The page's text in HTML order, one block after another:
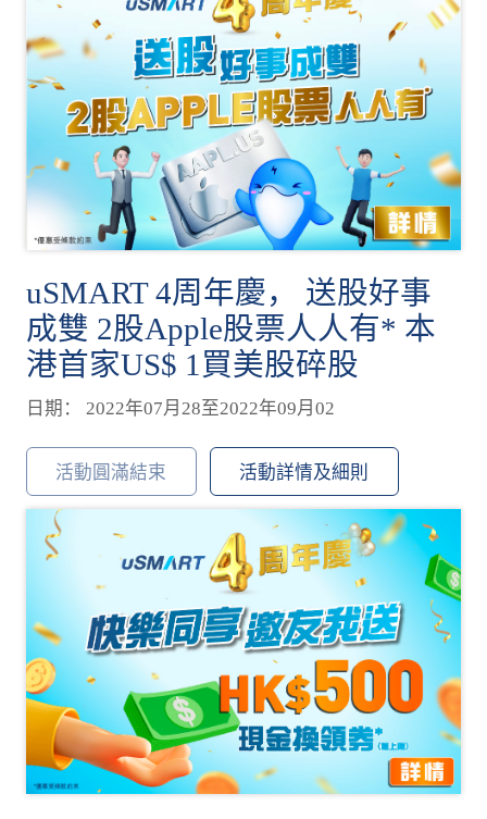
uSMART 4周年慶， 送股好事
成雙 2股Apple股票人人有* 本
港首家US$ 1買美股碎股
日期： 2022年07月28至2022年09月02
活動圓滿結束 活動詳情及細則